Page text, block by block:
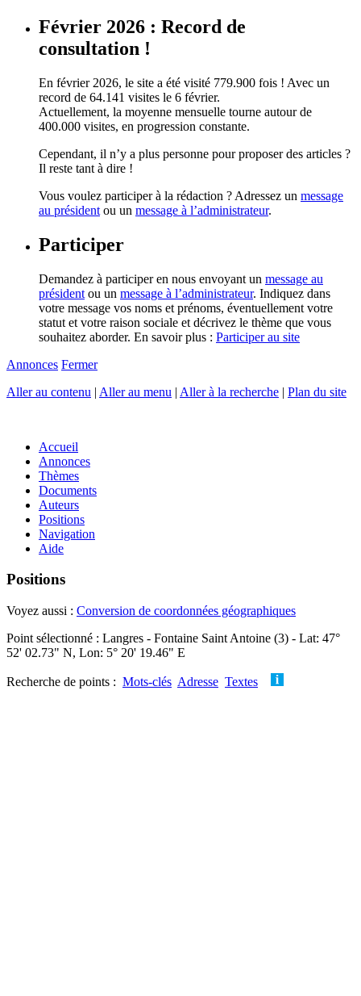
Février 2026 : Record de
consultation !
En février 2026, le site a été visité 779.900 fois ! Avec un
record de 64.141 visites le 6 février.
Actuellement, la moyenne mensuelle tourne autour de
400.000 visites, en progression constante.
Cependant, il n’y a plus personne pour proposer des articles ?
Il reste tant à dire !
Vous voulez participer à la rédaction ? Adressez un message
au président ou un message à l’administrateur.
Participer
Demandez à participer en nous envoyant un message au
président ou un message à l’administrateur. Indiquez dans
votre message vos noms et prénoms, éventuellement votre
statut et votre raison sociale et décrivez le thème que vous
souhaitez aborder. En savoir plus : Participer au site
Annonces Fermer
Aller au contenu | Aller au menu | Aller à la recherche | Plan du site
Accueil
Annonces
Thèmes
Documents
Auteurs
Positions
Navigation
Aide
Positions
Voyez aussi : Conversion de coordonnées géographiques
Point sélectionné : Langres - Fontaine Saint Antoine (3) - Lat: 47°
52' 02.73" N, Lon: 5° 20' 19.46" E
Recherche de points : Mots-clés Adresse Textes